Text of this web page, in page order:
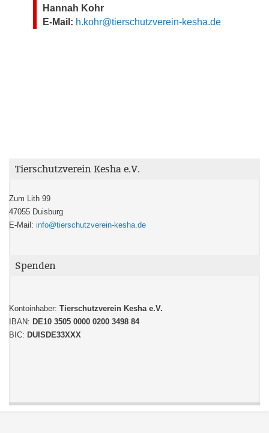
Hannah Kohr
E-Mail: h.kohr@tierschutzverein-kesha.de
Tierschutzverein Kesha e.V.
Zum Lith 99
47055 Duisburg
E-Mail: info@tierschutzverein-kesha.de
Spenden
Kontoinhaber: Tierschutzverein Kesha e.V.
IBAN: DE10 3505 0000 0200 3498 84
BIC: DUISDE33XXX